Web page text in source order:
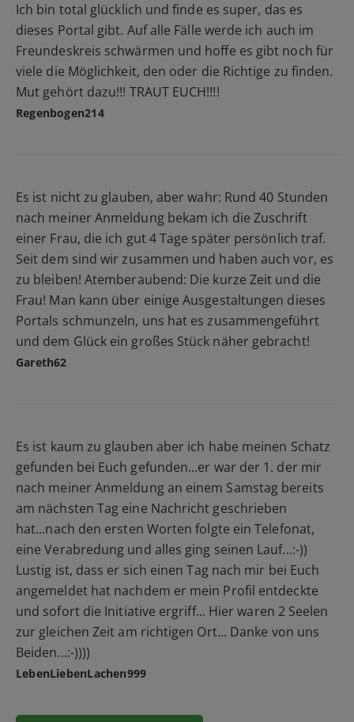
Ich bin total glücklich und finde es super, das es
dieses Portal gibt. Auf alle Fälle werde ich auch im
Freundeskreis schwärmen und hoffe es gibt noch für
viele die Möglichkeit, den oder die Richtige zu finden.
Mut gehört dazu!!! TRAUT EUCH!!!!
Regenbogen214
Es ist nicht zu glauben, aber wahr: Rund 40 Stunden
nach meiner Anmeldung bekam ich die Zuschrift
einer Frau, die ich gut 4 Tage später persönlich traf.
Seit dem sind wir zusammen und haben auch vor, es
zu bleiben! Atemberaubend: Die kurze Zeit und die
Frau! Man kann über einige Ausgestaltungen dieses
Portals schmunzeln, uns hat es zusammengeführt
und dem Glück ein großes Stück näher gebracht!
Gareth62
Es ist kaum zu glauben aber ich habe meinen Schatz
gefunden bei Euch gefunden...er war der 1. der mir
nach meiner Anmeldung an einem Samstag bereits
am nächsten Tag eine Nachricht geschrieben
hat...nach den ersten Worten folgte ein Telefonat,
eine Verabredung und alles ging seinen Lauf...:-))
Lustig ist, dass er sich einen Tag nach mir bei Euch
angemeldet hat nachdem er mein Profil entdeckte
und sofort die Initiative ergriff... Hier waren 2 Seelen
zur gleichen Zeit am richtigen Ort... Danke von uns
Beiden...:-))))
LebenLiebenLachen999